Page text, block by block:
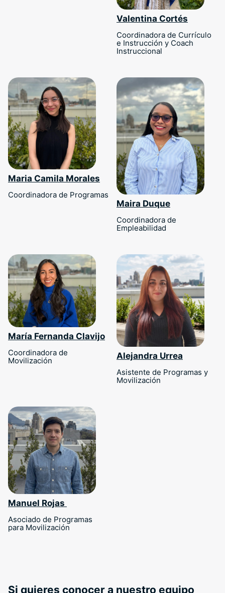
Valentina Cortés
Coordinadora de Currículo
e Instrucción y Coach
Instruccional
Maria Camila Morales
Coordinadora de Programas
Maira Duque
Coordinadora de
Empleabilidad
María Fernanda Clavijo
Coordinadora de
Movilización
Alejandra Urrea
Asistente de Programas y
Movilización
Manuel Rojas
Asociado de Programas
para Movilización
Si quieres conocer a nuestro equipo